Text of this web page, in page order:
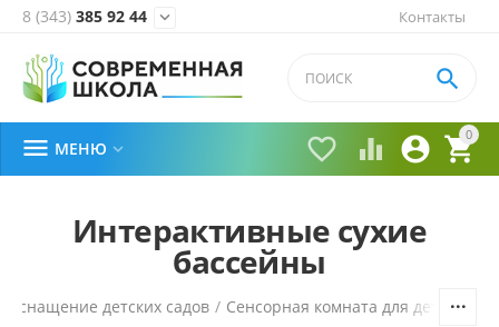
Контакты
8 (343) 385 92 44 
0


 

 МЕНЮ 
Интерактивные сухие
бассейны
Оснащение детских садов / Сенсорная комната для детского